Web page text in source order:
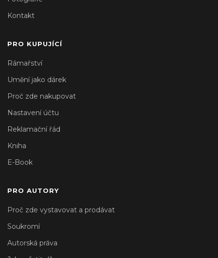
Kontakt
PRO KUPUJÍCÍ
Rámařství
Umění jako dárek
Proč zde nakupovat
Nastavení účtu
Reklamační řád
Kniha
E-Book
PRO AUTORY
Proč zde vystavovat a prodávat
Soukromí
Autorská práva